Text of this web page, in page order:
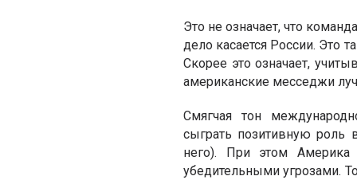
Это не означает, что
дело касается России. Это
Скорее это означает,
американские месседжи
Смягчая тон
сыграть позитивную
него). При этом
убедительными угрозами.